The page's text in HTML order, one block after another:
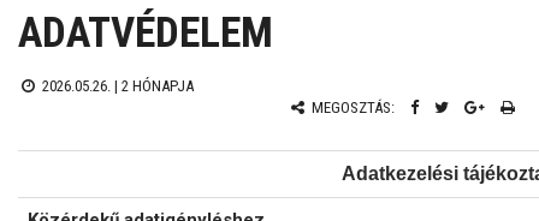
ADATVÉDELEM
2026.05.26. | 2 HÓNAPJA
MEGOSZTÁS:
Adatkezelési